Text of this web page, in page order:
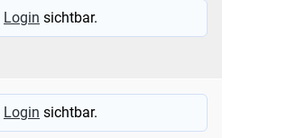
Login sichtbar.
Login sichtbar.